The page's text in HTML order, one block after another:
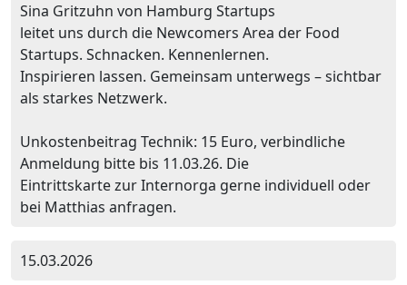
Sina Gritzuhn von Hamburg Startups
leitet uns durch die Newcomers Area der Food
Startups. Schnacken. Kennenlernen.
Inspirieren lassen. Gemeinsam unterwegs – sichtbar
als starkes Netzwerk.
Unkostenbeitrag Technik: 15 Euro, verbindliche
Anmeldung bitte bis 11.03.26. Die
Eintrittskarte zur Internorga gerne individuell oder
bei Matthias anfragen.
15.03.2026